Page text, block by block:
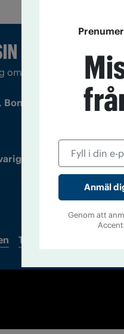
om droger och nykterhet
21, 116 33
utgivare: Barbro
Tidningsarkiv
Genom att